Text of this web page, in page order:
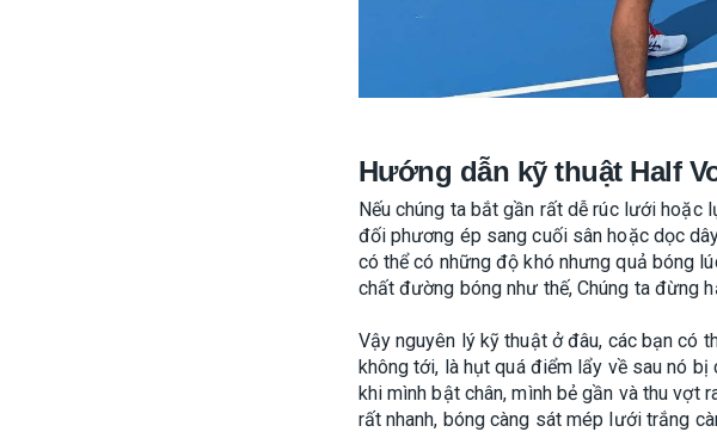
Hướng dẫn kỹ thuật Half
Nếu chúng ta bắt gần rất dễ rúc lưới
đối phương ép sang cuối sân hoặc dọc
có thể có những độ khó nhưng quả bóng
chất đường bóng như thế, Chúng ta đừng
Vậy nguyên lý kỹ thuật ở đâu, các bạn có
không tới, là hụt quá điểm lẩy về sau nó
khi mình bật chân, mình bẻ gần và thu
rất nhanh, bóng càng sát mép lưới trắng